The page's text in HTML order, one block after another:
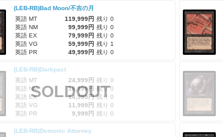
(LEB-RB)Bad Moon/不吉の月
英語 MT
119,999円 残り 0
英語 NM
99,999円 残り 0
英語 EX
79,999円 残り 0
英語 VG
59,999円 残り 1
英語 PR
49,999円 残り 0
(LEB-RB)Darkpact
英語 MT
24,999円 残り 0
英語 NM
19,999円 残り 0
英語 EX
14,999円 残り 0
英語 VG
11,999円 残り 0
英語 PR
9,999円 残り 0
SOLDOUT
(LEB-RB)Demonic Attorney